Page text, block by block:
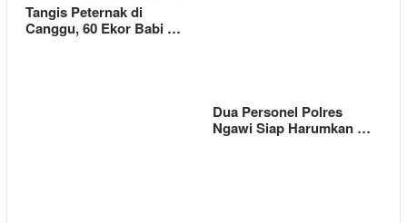
Tangis Peternak di
Canggu, 60 Ekor Babi …
Dua Personel Polres
Ngawi Siap Harumkan …